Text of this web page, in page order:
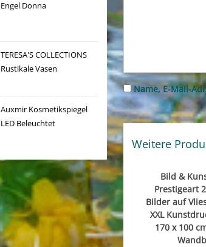
Engel Donna
TERESA'S COLLECTIONS
Rustikale Vasen
Auxmir Kosmetikspiegel
LED Beleuchtet
Name, E-Mail-
Weitere
Bild &
Prestigeart
Bilder auf
XXL
170 x 100